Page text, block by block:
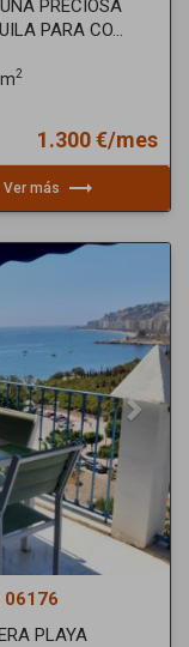
PRECIOSA
PARA CO...
2
1.300 €/mes
Ver más trending_flat
Next
06176
PLAYA